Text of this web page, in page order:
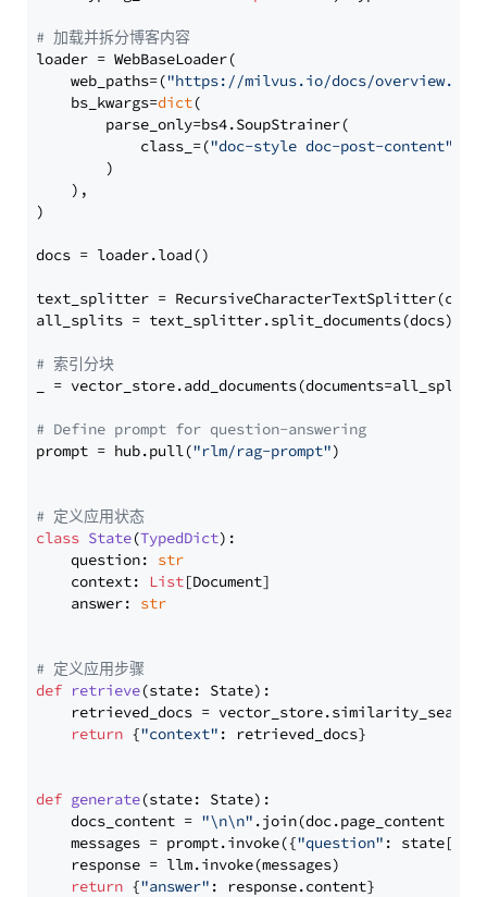
# 加载并拆分博客内容
loader = WebBaseLoader(
    web_paths=(
"https://milvus.io/docs/overview.md"
    bs_kwargs=
dict(
        parse_only=bs4.SoupStrainer(
            class_=(
"doc-style doc-post-content"
        )
    ),
)
docs = loader.load()
text_splitter =
all_splits = text_splitter.split_documents(docs)
# 索引分块
_ = vector_store.add_documents(documents=all_splits)
# Define prompt for question-answering
prompt = hub.pull("rlm/rag-prompt")
# 定义应用状态
class State(TypedDict):
    question:
str
    context:
List[Document]
    answer:
str
# 定义应用步骤
def retrieve(state: State):
retrieved_docs =
return {"context" : retrieved_docs}
def generate(state: State):
    docs_content =
"\n\n" .join(doc.page_content
    messages = prompt.invoke({
"question" : state[
    response = llm.invoke(messages)
return {"answer" : response.content}